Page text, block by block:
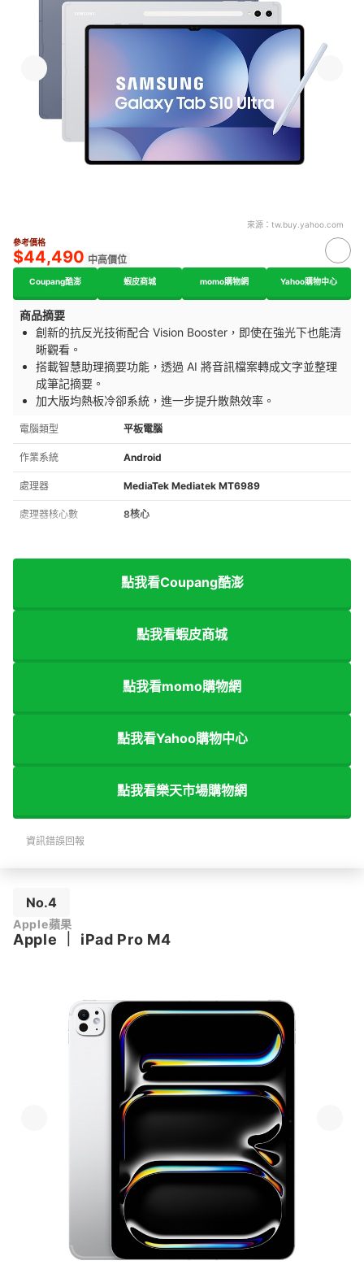
來源： tw.buy.yahoo.com
參考價格
$44,490 中高價位
Coupang酷澎 蝦皮商城 momo購物網 Yahoo購物中心
商品摘要
創新的抗反光技術配合 Vision Booster，即使在強光下也能清
晰觀看。
搭載智慧助理摘要功能，透過 AI 將音訊檔案轉成文字並整理
成筆記摘要。
加大版均熱板冷卻系統，進一步提升散熱效率。
電腦類型 平板電腦
作業系統 Android
處理器 MediaTek Mediatek MT6989
處理器核心數 8核心
點我看Coupang酷澎
點我看蝦皮商城
點我看momo購物網
點我看Yahoo購物中心
點我看樂天市場購物網
資訊錯誤回報
No.4
Apple蘋果
Apple iPad Pro M4